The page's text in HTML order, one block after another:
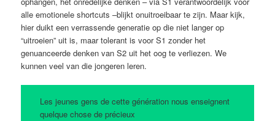
alle emotionele shortcuts –blijkt onuitroeibaar te zijn. Maar kijk,
hier duikt een verrassende generatie op die niet langer op
“uitroeien” uit is, maar tolerant is voor S1 zonder het
genuanceerde denken van S2 uit het oog te verliezen. We
kunnen veel van die jongeren leren.
Les jeunes gens de cette génération nous enseignent
quelque chose de précieux